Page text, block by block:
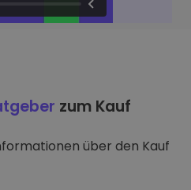
zum Kauf
über den Kauf